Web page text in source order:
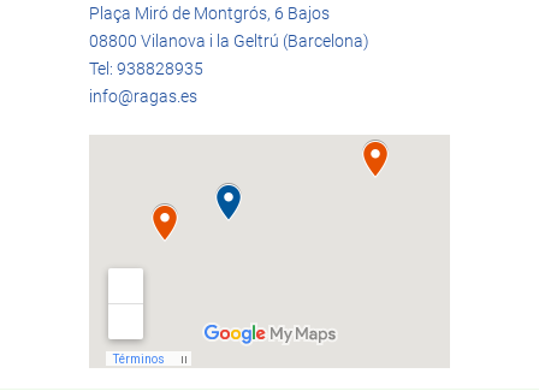
Plaça Miró de Montgrós, 6 Bajos
08800 Vilanova i la Geltrú (Barcelona)
Tel: 938828935
info@ragas.es